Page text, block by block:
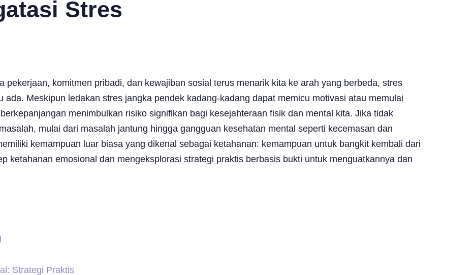
Stres
pekerjaan, komitmen pribadi, dan kewajiban sosial terus menarik kita ke arah yang berbeda, stres
ada. Meskipun ledakan stres jangka pendek kadang-kadang dapat memicu motivasi atau memulai
menimbulkan risiko signifikan bagi kesejahteraan fisik dan mental kita. Jika tidak
mulai dari masalah jantung hingga gangguan kesehatan mental seperti kecemasan dan
kemampuan luar biasa yang dikenal sebagai ketahanan: kemampuan untuk bangkit kembali dari
ketahanan emosional dan mengeksplorasi strategi praktis berbasis bukti untuk menguatkannya dan
Strategi Praktis